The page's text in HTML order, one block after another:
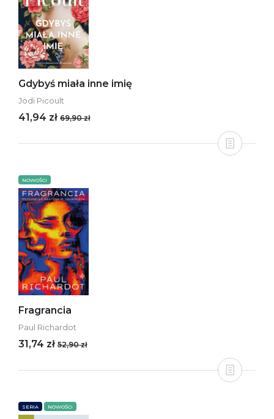
Gdybyś miała inne imię
Jodi Picoult
41,94 zł 69,90 zł
NOWOŚCI
Fragrancia
Paul Richardot
31,74 zł 52,90 zł
SERIA NOWOŚCI